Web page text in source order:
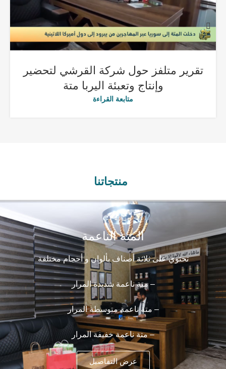
المتة في مدينة مرسين التركية
متابعة القراءة
منتجاتنا
المتة الناعمة
تحتوي على ثلاثة أصناف بألوان و أحجام مختلفة
– متة ناعمة شديدة المرار
– متة ناعمة متوسطة المرار
– متة ناعمة خفيفة المرار
عرض التفاصيل